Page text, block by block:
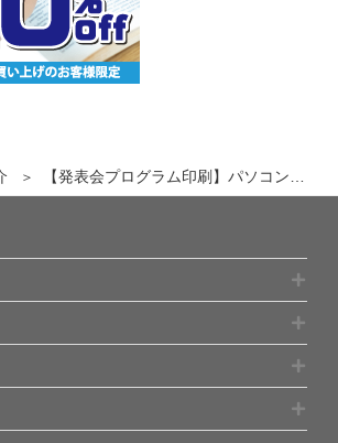
【発表会プログラム印刷】パソコン不要！紙原稿からプロがデータ作成する二つ折りプログラム（A4仕上がり）